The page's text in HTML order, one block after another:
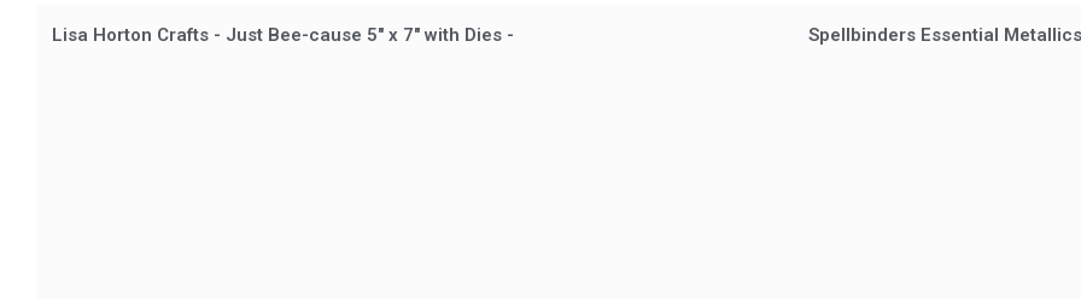
Lisa Horton Crafts - Just Bee-cause 5" x 7" with Dies - Spellbinders Essential